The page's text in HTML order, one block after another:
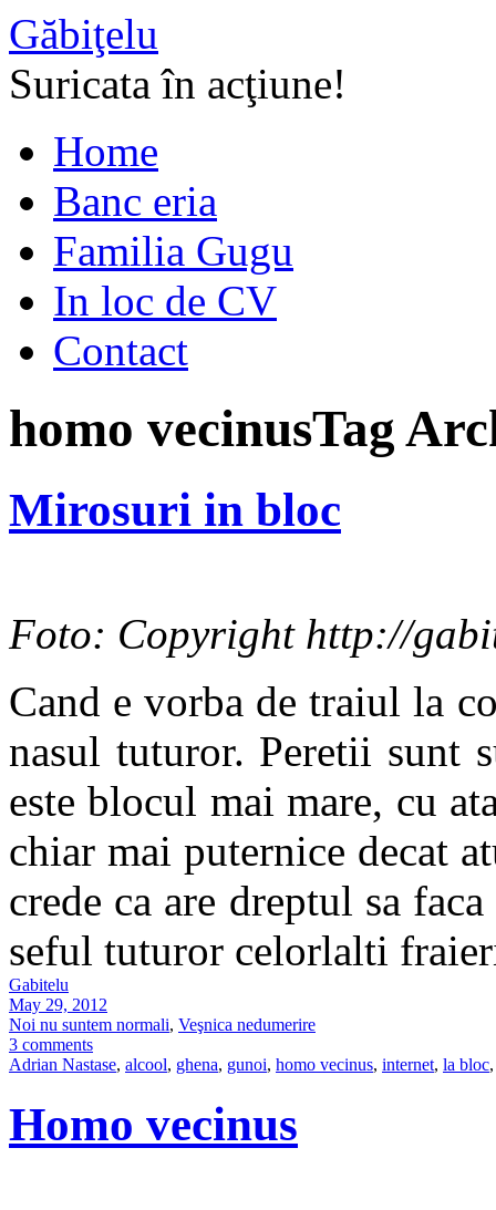
Găbiţelu
Suricata în acţiune!
Home
Banc eria
Familia Gugu
In loc de CV
Contact
homo vecinusTag
Mirosuri in bloc
Foto: Copyright http://
Cand e vorba de traiul la
nasul tuturor. Peretii sunt
este blocul mai mare, cu
chiar mai puternice decat
crede ca are dreptul sa
seful tuturor celorlalti
Gabitelu
May 29, 2012
Noi nu suntem normali, Veşnica nedumerire
3 comments
Adrian Nastase, alcool, ghena, gunoi, homo vecinus, internet, la bloc,
Homo vecinus